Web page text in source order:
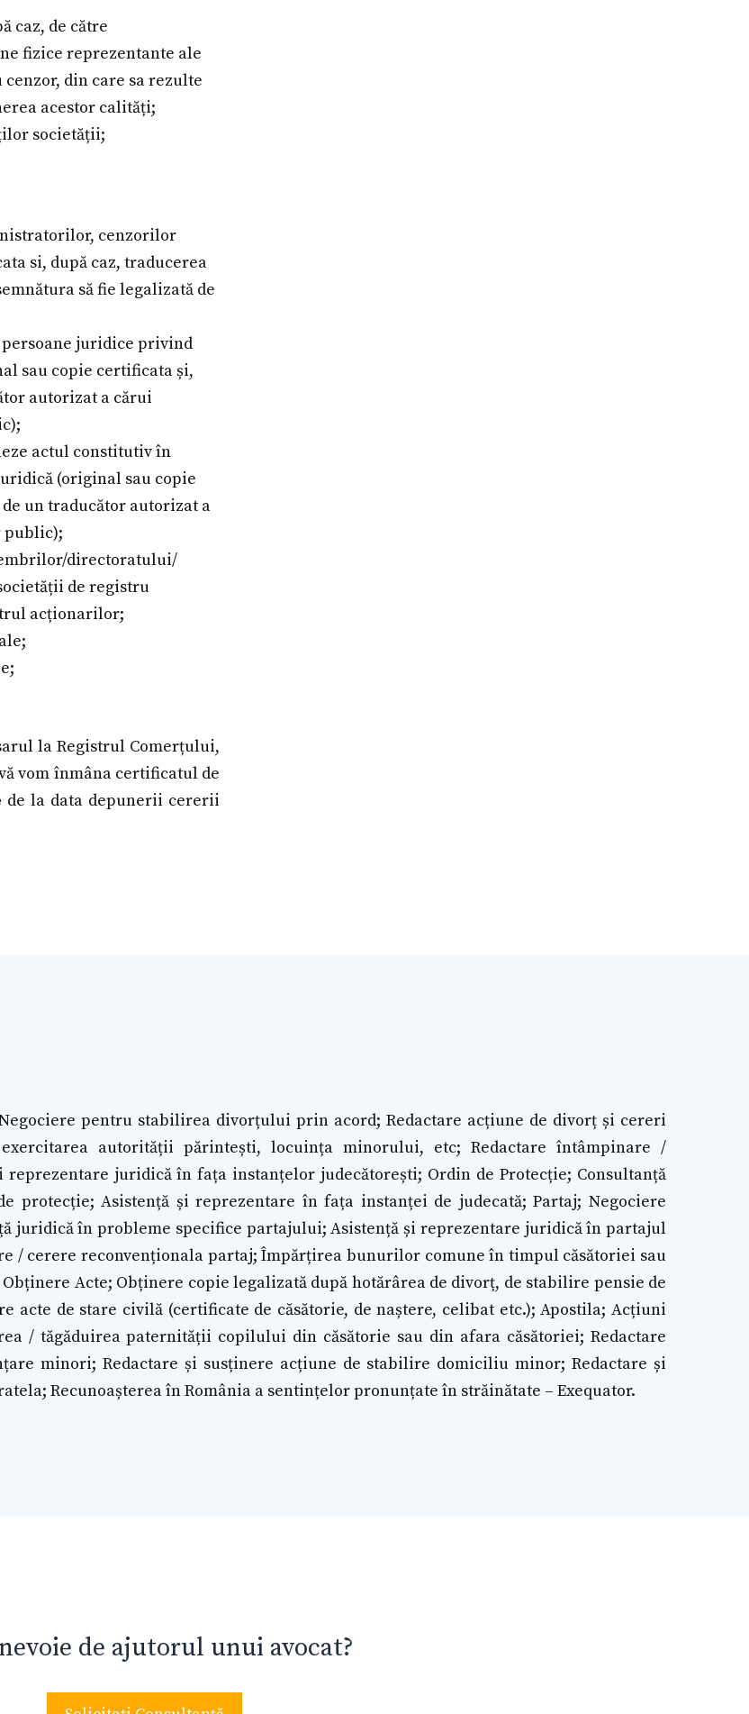
caz, de către
fizice reprezentante ale
din care sa rezulte
acestor calități;
societății;
cenzorilor
si, după caz, traducerea
să fie legalizată de
juridice privind
sau copie certificata și,
autorizat a cărui
actul constitutiv în
(original sau copie
un traducător autorizat a
public);
directoratului/
de registru
acționarilor;
la Registrul Comerțului,
vom înmâna certificatul de
de la data depunerii cererii
pentru stabilirea divorțului prin acord; Redactare acțiune de divorț și cereri
autorității părintești, locuința minorului, etc; Redactare întâmpinare /
juridică în fața instanțelor judecătorești; Ordin de Protecție; Consultanță
protecție; Asistență și reprezentare în fața instanței de judecată; Partaj; Negociere
juridică în probleme specifice partajului; Asistență și reprezentare juridică în partajul
/ cerere reconvenționala partaj; Împărțirea bunurilor comune în timpul căsătoriei sau
Acte; Obținere copie legalizată după hotărârea de divorț, de stabilire pensie de
de stare civilă (certificate de căsătorie, de naștere, celibat etc.); Apostila; Acțiuni
/ tăgăduirea paternității copilului din căsătorie sau din afara căsătoriei; Redactare
minori; Redactare și susținere acțiune de stabilire domiciliu minor; Redactare și
Recunoașterea în România a sentințelor pronunțate în străinătate – Exequator.
de ajutorul unui avocat?